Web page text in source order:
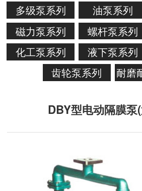
多级泵系列
油泵系列
磁力泵系列
螺杆泵系列
化工泵系列
液下泵系列
齿轮泵系列
DBY型电动隔膜泵